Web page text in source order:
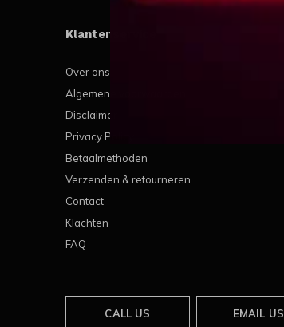
Klantenservice
Over ons
Algemene voorwaarden
Disclaimer
Privacy Policy
Betaalmethoden
Verzenden & retourneren
Contact
Klachten
FAQ
CALL US EMAIL US